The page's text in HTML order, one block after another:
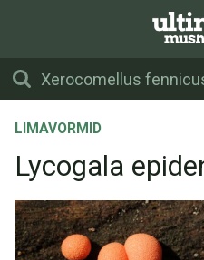
LIMAVORMID
Lycogala